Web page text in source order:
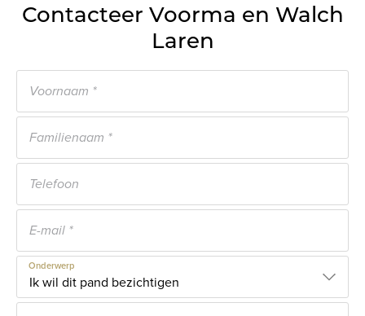
Contacteer Voorma en Walch
Laren
Onderwerp